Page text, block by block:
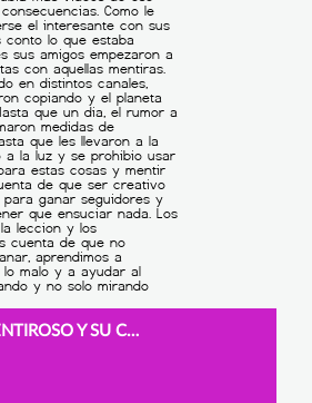
EL YOUTUBER MENTIROSO Y SU CONSECUENCIA